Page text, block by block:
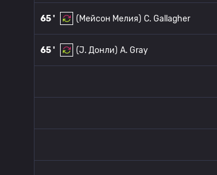
65 ' (Мейсон Мелия) C. Gallagher
65 ' (J. Донли) A. Gray